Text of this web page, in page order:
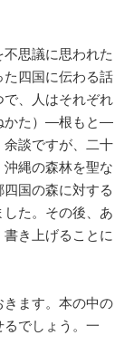
思議に思われた
四国に伝わる話
で、人はそれぞれ
かた）―根もと―
談ですが、二十
縄の森林を聖な
国の森に対する
た。その後、あ
き上げることに
ます。本の中の
でしょう。一